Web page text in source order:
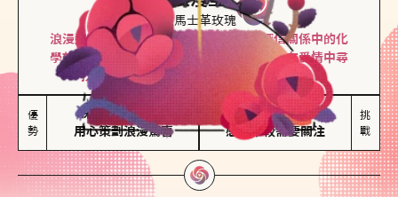
大馬士革玫瑰
浪漫型的人以激情與性吸引力為基礎，深信關係中的化
學效應，認為每次相遇都是命中註定。傾向在愛情中尋
找火花，經常表達對另一半的愛意和讚美。
優
勢
保持戀愛新鮮感
用心策劃浪漫驚喜
情緒起伏較大
感情中較需要關注
挑
戰